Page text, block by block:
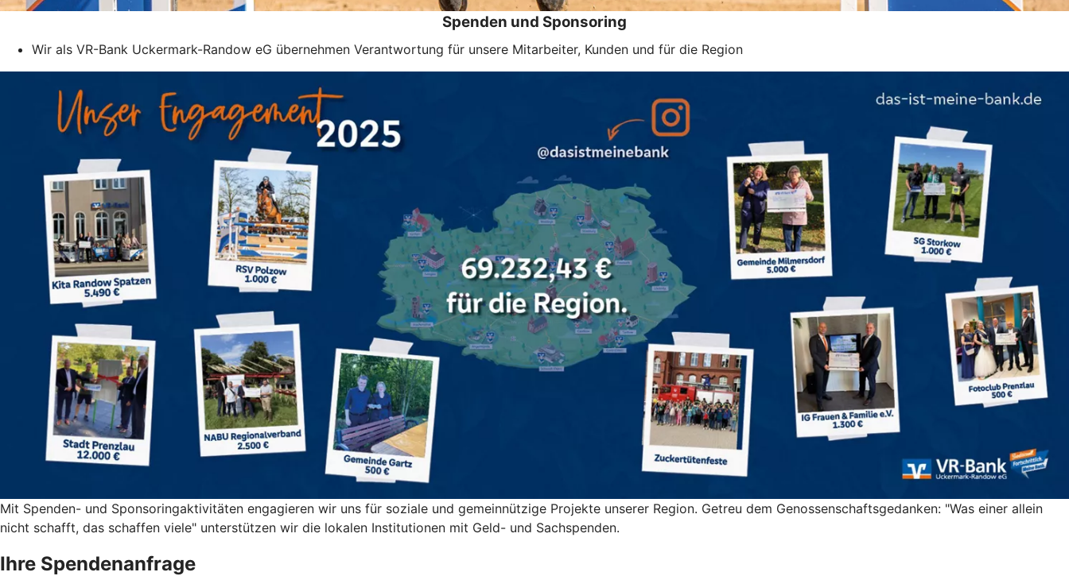
Spenden und Sponsoring
Wir als VR-Bank Uckermark-Randow eG übernehmen Verantwortung für unsere Mitarbeiter, Kunden und für die Region
Mit Spenden- und Sponsoringaktivitäten engagieren wir uns für soziale und gemeinnützige Projekte unserer Region. Getreu dem Genossenschaftsgedanken: "Was einer allein
nicht schafft, das schaffen viele" unterstützen wir die lokalen Institutionen mit Geld- und Sachspenden.
Ihre Spendenanfrage